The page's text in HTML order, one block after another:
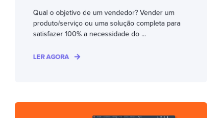
Qual o objetivo de um vendedor? Vender um
produto/serviço ou uma solução completa para
satisfazer 100% a necessidade do ...
LER AGORA